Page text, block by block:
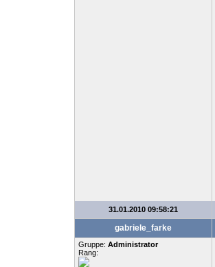
31.01.2010 09:58:21
gabriele_farke
Gruppe: Administrator
Rang: